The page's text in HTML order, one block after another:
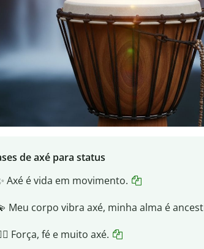
de axé para status
Axé é vida em movimento.
Meu corpo vibra axé, minha alma é
Força, fé e muito axé.